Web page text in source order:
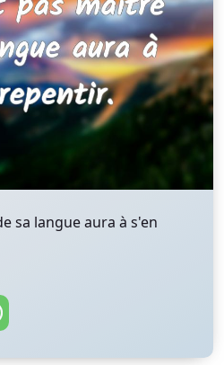
sa langue aura à s'en